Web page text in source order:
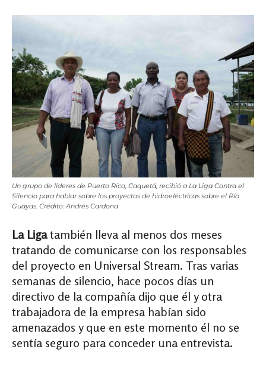
Un grupo de líderes de Puerto Rico, Caquetá, recibió a La Liga Contra el
Silencio para hablar sobre los proyectos de hidroeléctricas sobre el Río
Guayas. Crédito: Andrés Cardona
La Ligatambién lleva al menos dos meses
tratando de comunicarse con los responsables
del proyecto en Universal Stream. Tras varias
semanas de silencio, hace pocos días un
directivo de la compañía dijo que él y otra
trabajadora de la empresa habían sido
amenazados y que en este momento él no se
sentía seguro para conceder una entrevista.